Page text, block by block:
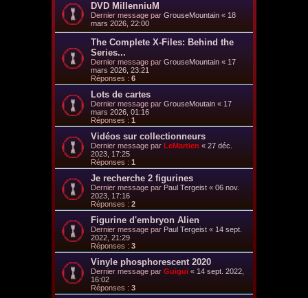
DVD MillenniuM
Dernier message par GrouseMountain « 18
mars 2026, 22:00
The Complete X-Files: Behind the
Series...
Dernier message par GrouseMountain « 17
mars 2026, 23:21
Réponses : 6
Lots de cartes
Dernier message par GrouseMoutain « 17
mars 2026, 01:16
Réponses : 1
Vidéos sur collectionneurs
Dernier message par LeMartien « 27 déc.
2023, 17:25
Réponses : 1
Je recherche 2 figurines
Dernier message par Paul Tergeist « 06 nov.
2023, 17:16
Réponses : 2
Figurine d'embryon Alien
Dernier message par Paul Tergeist « 14 sept.
2022, 21:29
Réponses : 3
Vinyle phosphorescent 2020
Dernier message par Guigui « 14 sept. 2022,
16:02
Réponses : 3